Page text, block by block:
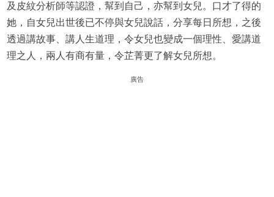
及皮紋分析師等認證，幫到自己，亦幫到女兒。口才了得的
她，自女兒出世後已不停與女兒說話，分享每日所想，之後
透過講故事、講人生道理，令女兒也變成一個理性、愛講道
理之人，兩人有商有量，令芷菁更了解女兒所想。
廣告